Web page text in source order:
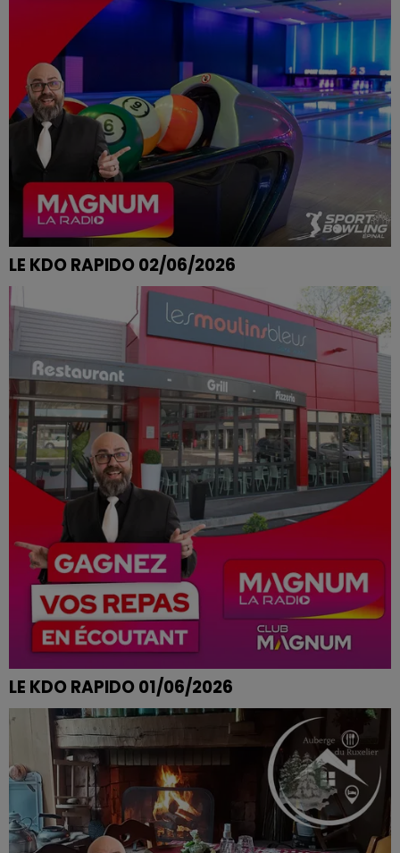
LE KDO RAPIDO 02/06/2026
TRISTAN DU SYNDICAT REMPORTE SES PARTIES DE
BOWLING CHEZ SPORT BOWLING A EPINAL
LE KDO RAPIDO 01/06/2026
AUDREY DE BULGNEVILLE REMPORTE SON REPAS AUX
MOULINS BLEUS A EPINAL